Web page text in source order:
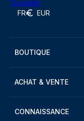
Trustpilot
FR EUR
BOUTIQUE
ACHAT & VENTE
CONNAISSANCE